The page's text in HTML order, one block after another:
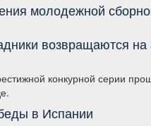
молодежной
возвращаются на
конкурной серии
в Испании